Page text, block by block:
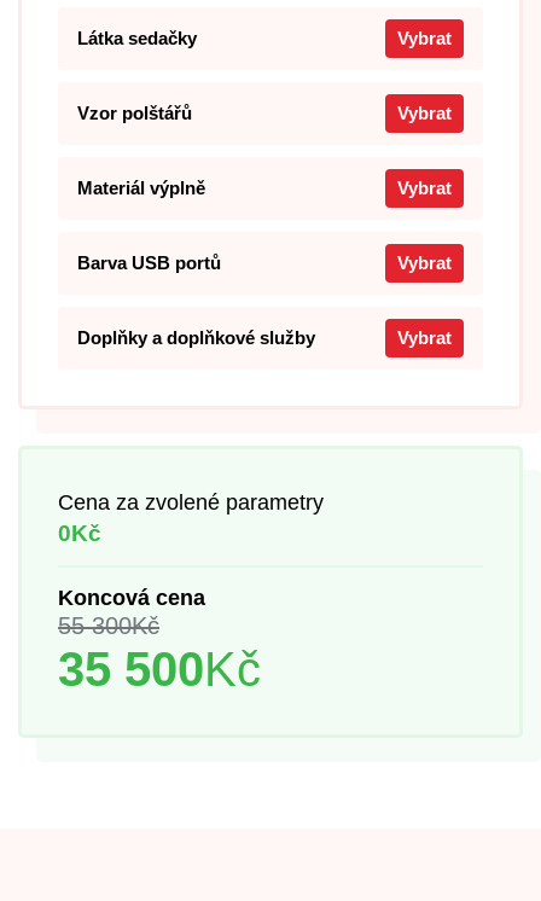
Látka sedačky Vybrat
Vzor polštářů Vybrat
Materiál výplně Vybrat
Barva USB portů Vybrat
Doplňky a doplňkové služby Vybrat
Cena za zvolené parametry
0Kč
Koncová cena
55 300Kč
35 500Kč